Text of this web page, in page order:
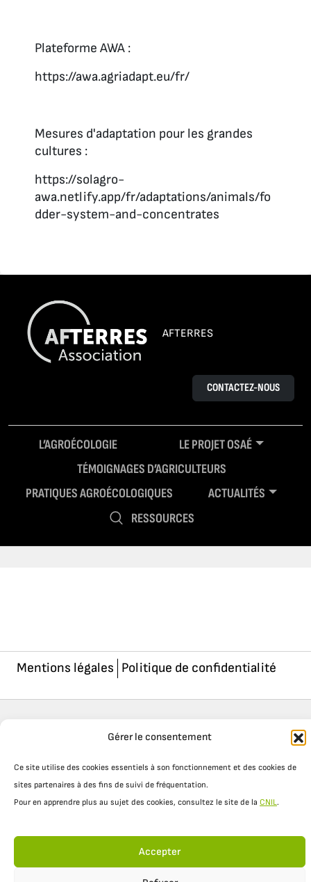
Gérer le consentement
Ce site utilise des cookies essentiels à son fonctionnement et des cookies de
sites partenaires à des fins de suivi de fréquentation.
Pour en apprendre plus au sujet des cookies, consultez le site de la CNIL.
Accepter
Plateforme AWA :
https://awa.agriadapt.eu/fr/
Mesures d'adaptation pour les grandes
cultures :
https://solagro-
awa.netlify.app/fr/adaptations/animals/fo
dder-system-and-concentrates
AFTERRES
CONTACTEZ-NOUS
L’AGROÉCOLOGIE
LE PROJET OSAÉ
TÉMOIGNAGES D’AGRICULTEURS
PRATIQUES AGROÉCOLOGIQUES
ACTUALITÉS
RESSOURCES
Mentions légales Politique de confidentialité